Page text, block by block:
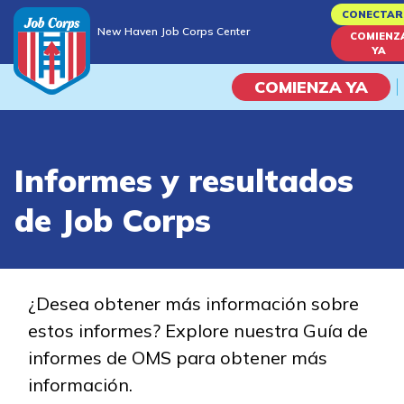
to
content
New Haven Job Corps Center
YA
COMIENZA YA
Vida En El Campus
Habilidades académicas
Estudiar
Programas de
Informes y resultados
de Job Corps
¿Desea obtener más información sobre
estos informes? Explore nuestra Guía de
informes de OMS para obtener más
información.